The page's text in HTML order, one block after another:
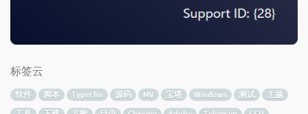
标签云
软件 脚本 Typecho 源码 MV 宝塔 Windows 测试
主题